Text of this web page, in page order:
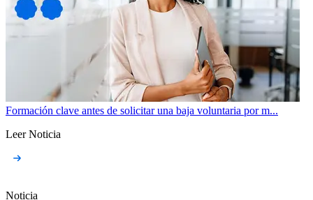
Formación clave antes de solicitar una baja voluntaria por m...
Leer Noticia
Noticia